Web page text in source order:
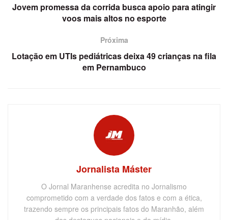
Jovem promessa da corrida busca apoio para atingir
voos mais altos no esporte
Próxima
Lotação em UTIs pediátricas deixa 49 crianças na fila
em Pernambuco
Jornalista Máster
O Jornal Maranhense acredita no Jornalismo
comprometido com a verdade dos fatos e com a ética,
trazendo sempre os principais fatos do Maranhão, além